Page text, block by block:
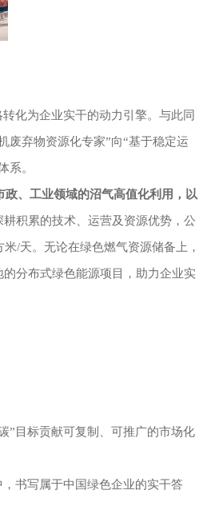
化为企业实干的动力引擎。与此同
废弃物资源化专家”向“基于稳定运
系。
政、工业领域的沼气高值化利用，以
积累的技术、运营及资源优势，公
米/天。无论在绿色燃气资源储备上，
分布式绿色能源项目，助力企业实
”目标贡献可复制、可推广的市场化
书写属于中国绿色企业的实干答